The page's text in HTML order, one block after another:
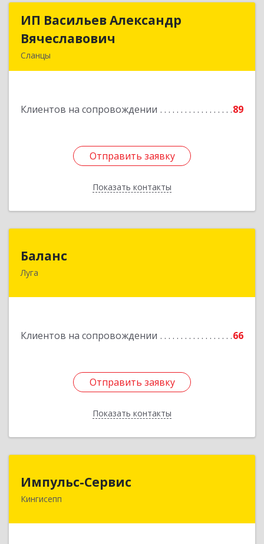
ИП Васильев Александр
Вячеславович
Сланцы
Клиентов на сопровождении 89
Отправить заявку
Показать контакты
ИП Васильев Александр
Подробнее
Отправить заявку
Назад
Баланс
Луга
Клиентов на сопровождении 66
Отправить заявку
Показать контакты
188230, Ленинградская обл, Луга г, Урицкого
Отправить заявку
Назад
Импульс-Сервис
Кингисепп
188480, Ленинградская обл, Кингисеппский р-н,